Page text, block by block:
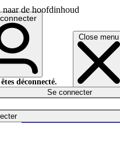
naar de hoofdinhoud
Close menu
déconnecté.
Se connecter